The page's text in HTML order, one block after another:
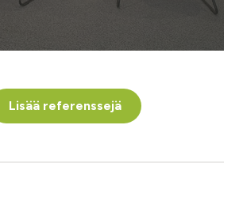
Lisää referenssejä